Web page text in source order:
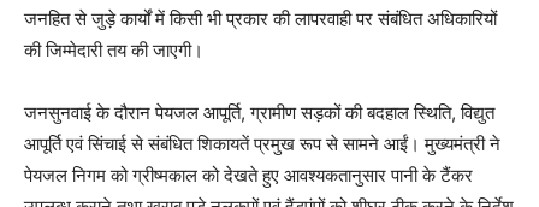
जनहित से जुड़े कार्यों में किसी भी प्रकार की लापरवाही पर संबंधित अधिकारियों
की जिम्मेदारी तय की जाएगी।
जनसुनवाई के दौरान पेयजल आपूर्ति, ग्रामीण सड़कों की बदहाल स्थिति, विद्युत
आपूर्ति एवं सिंचाई से संबंधित शिकायतें प्रमुख रूप से सामने आईं। मुख्यमंत्री ने
पेयजल निगम को ग्रीष्मकाल को देखते हुए आवश्यकतानुसार पानी के टैंकर